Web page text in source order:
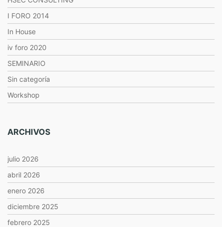
I FORO 2014
In House
iv foro 2020
SEMINARIO
Sin categoría
Workshop
ARCHIVOS
julio 2026
abril 2026
enero 2026
diciembre 2025
febrero 2025